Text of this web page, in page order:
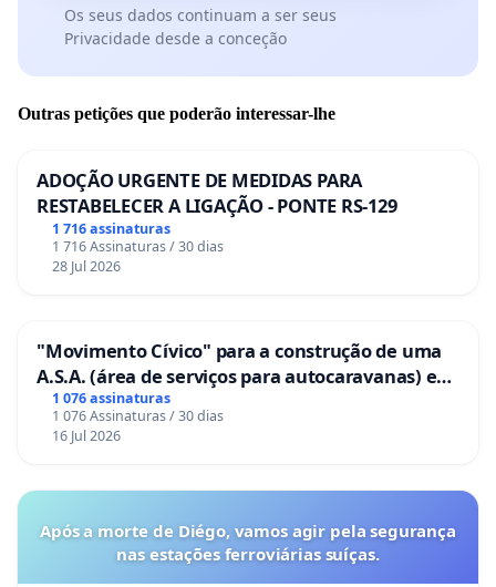
Os seus dados continuam a ser seus
Privacidade desde a conceção
Outras petições que poderão interessar-lhe
ADOÇÃO URGENTE DE MEDIDAS PARA
RESTABELECER A LIGAÇÃO - PONTE RS-129
1 716 assinaturas
1 716 Assinaturas / 30 dias
28 Jul 2026
"Movimento Cívico" para a construção de uma
A.S.A. (área de serviços para autocaravanas) em
Coimbra
1 076 assinaturas
1 076 Assinaturas / 30 dias
16 Jul 2026
Após a morte de Diégo, vamos agir pela segurança
nas estações ferroviárias suíças.